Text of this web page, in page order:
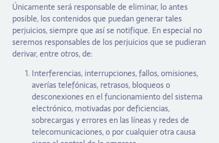
Únicamente será responsable de eliminar, lo antes
posible, los contenidos que puedan generar tales
perjuicios, siempre que así se notifique. En especial no
seremos responsables de los perjuicios que se pudieran
derivar, entre otros, de:
Interferencias, interrupciones, fallos, omisiones,
averías telefónicas, retrasos, bloqueos o
desconexiones en el funcionamiento del sistema
electrónico, motivadas por deficiencias,
sobrecargas y errores en las líneas y redes de
telecomunicaciones, o por cualquier otra causa